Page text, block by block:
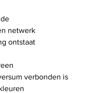
netwerk
ontstaat
verbonden is